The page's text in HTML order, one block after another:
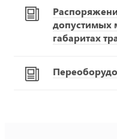
допустимых
габаритах